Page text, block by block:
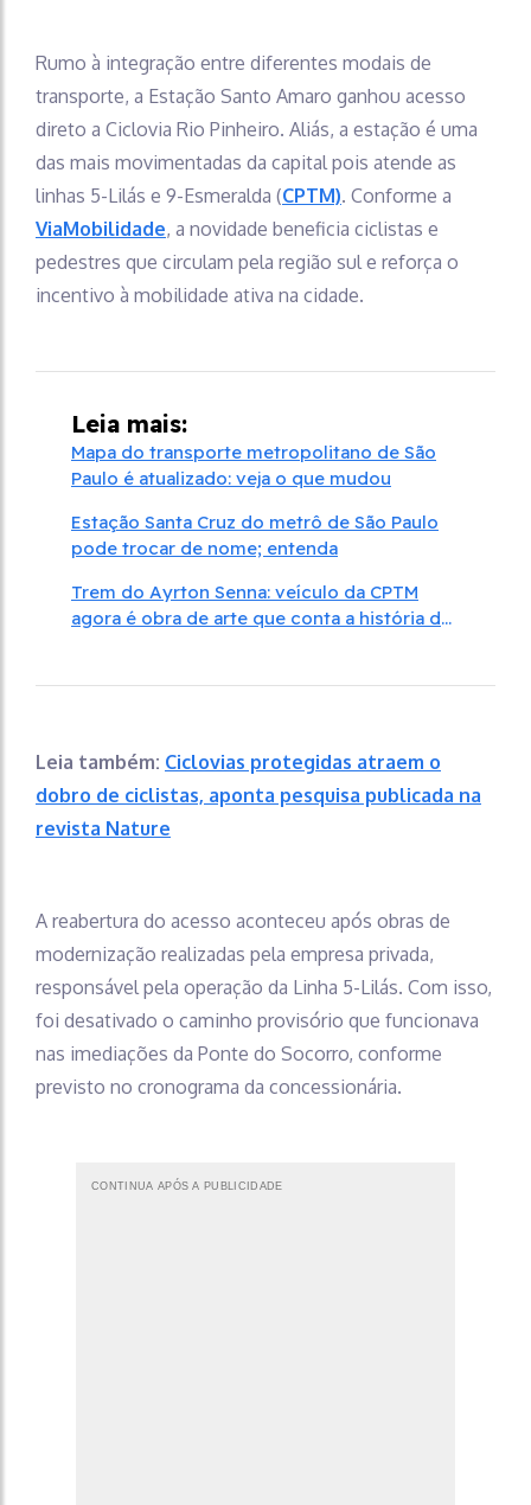
Rumo à integração entre diferentes modais de
transporte, a Estação Santo Amaro ganhou acesso
direto a Ciclovia Rio Pinheiro. Aliás, a estação é uma
das mais movimentadas da capital pois atende as
linhas 5-Lilás e 9-Esmeralda (CPTM). Conforme a
ViaMobilidade, a novidade beneficia ciclistas e
pedestres que circulam pela região sul e reforça o
incentivo à mobilidade ativa na cidade.
Leia mais:
Mapa do transporte metropolitano de São
Paulo é atualizado: veja o que mudou
Estação Santa Cruz do metrô de São Paulo
pode trocar de nome; entenda
Trem do Ayrton Senna: veículo da CPTM
agora é obra de arte que conta a história do
Leia também: Ciclovias protegidas atraem o
dobro de ciclistas, aponta pesquisa publicada na
revista Nature
A reabertura do acesso aconteceu após obras de
modernização realizadas pela empresa privada,
responsável pela operação da Linha 5-Lilás. Com isso,
foi desativado o caminho provisório que funcionava
nas imediações da Ponte do Socorro, conforme
previsto no cronograma da concessionária.
CONTINUA APÓS A PUBLICIDADE